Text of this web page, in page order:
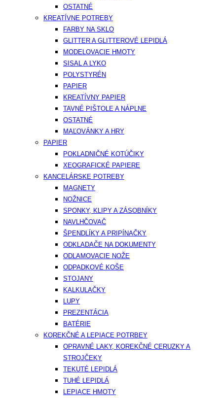
OSTATNÉ
KREATÍVNE POTREBY
FARBY NA SKLO
GLITTER A GLITTEROVÉ LEPIDLÁ
MODELOVACIE HMOTY
SISAL A LYKO
POLYSTYRÉN
PAPIER
KREATÍVNY PAPIER
TAVNÉ PIŠTOLE A NÁPLNE
OSTATNÉ
MAĽOVÁNKY A HRY
PAPIER
POKLADNIČNÉ KOTÚČIKY
XEOGRAFICKÉ PAPIERE
KANCELÁRSKE POTREBY
MAGNETY
NOŽNICE
SPONKY, KLIPY A ZÁSOBNÍKY
NAVLHČOVAČ
ŠPENDLÍKY A PRIPÍNAČKY
ODKLADAČE NA DOKUMENTY
ODLAMOVACIE NOŽE
ODPADKOVÉ KOŠE
STOJANY
KALKULAČKY
LUPY
PREZENTÁCIA
BATÉRIE
KOREKČNÉ A LEPIACE POTRBEY
OPRAVNÉ LAKY, KOREKČNÉ CERUZKY A
STROJČEKY
TEKUTÉ LEPIDLÁ
TUHÉ LEPIDLÁ
LEPIACE HMOTY